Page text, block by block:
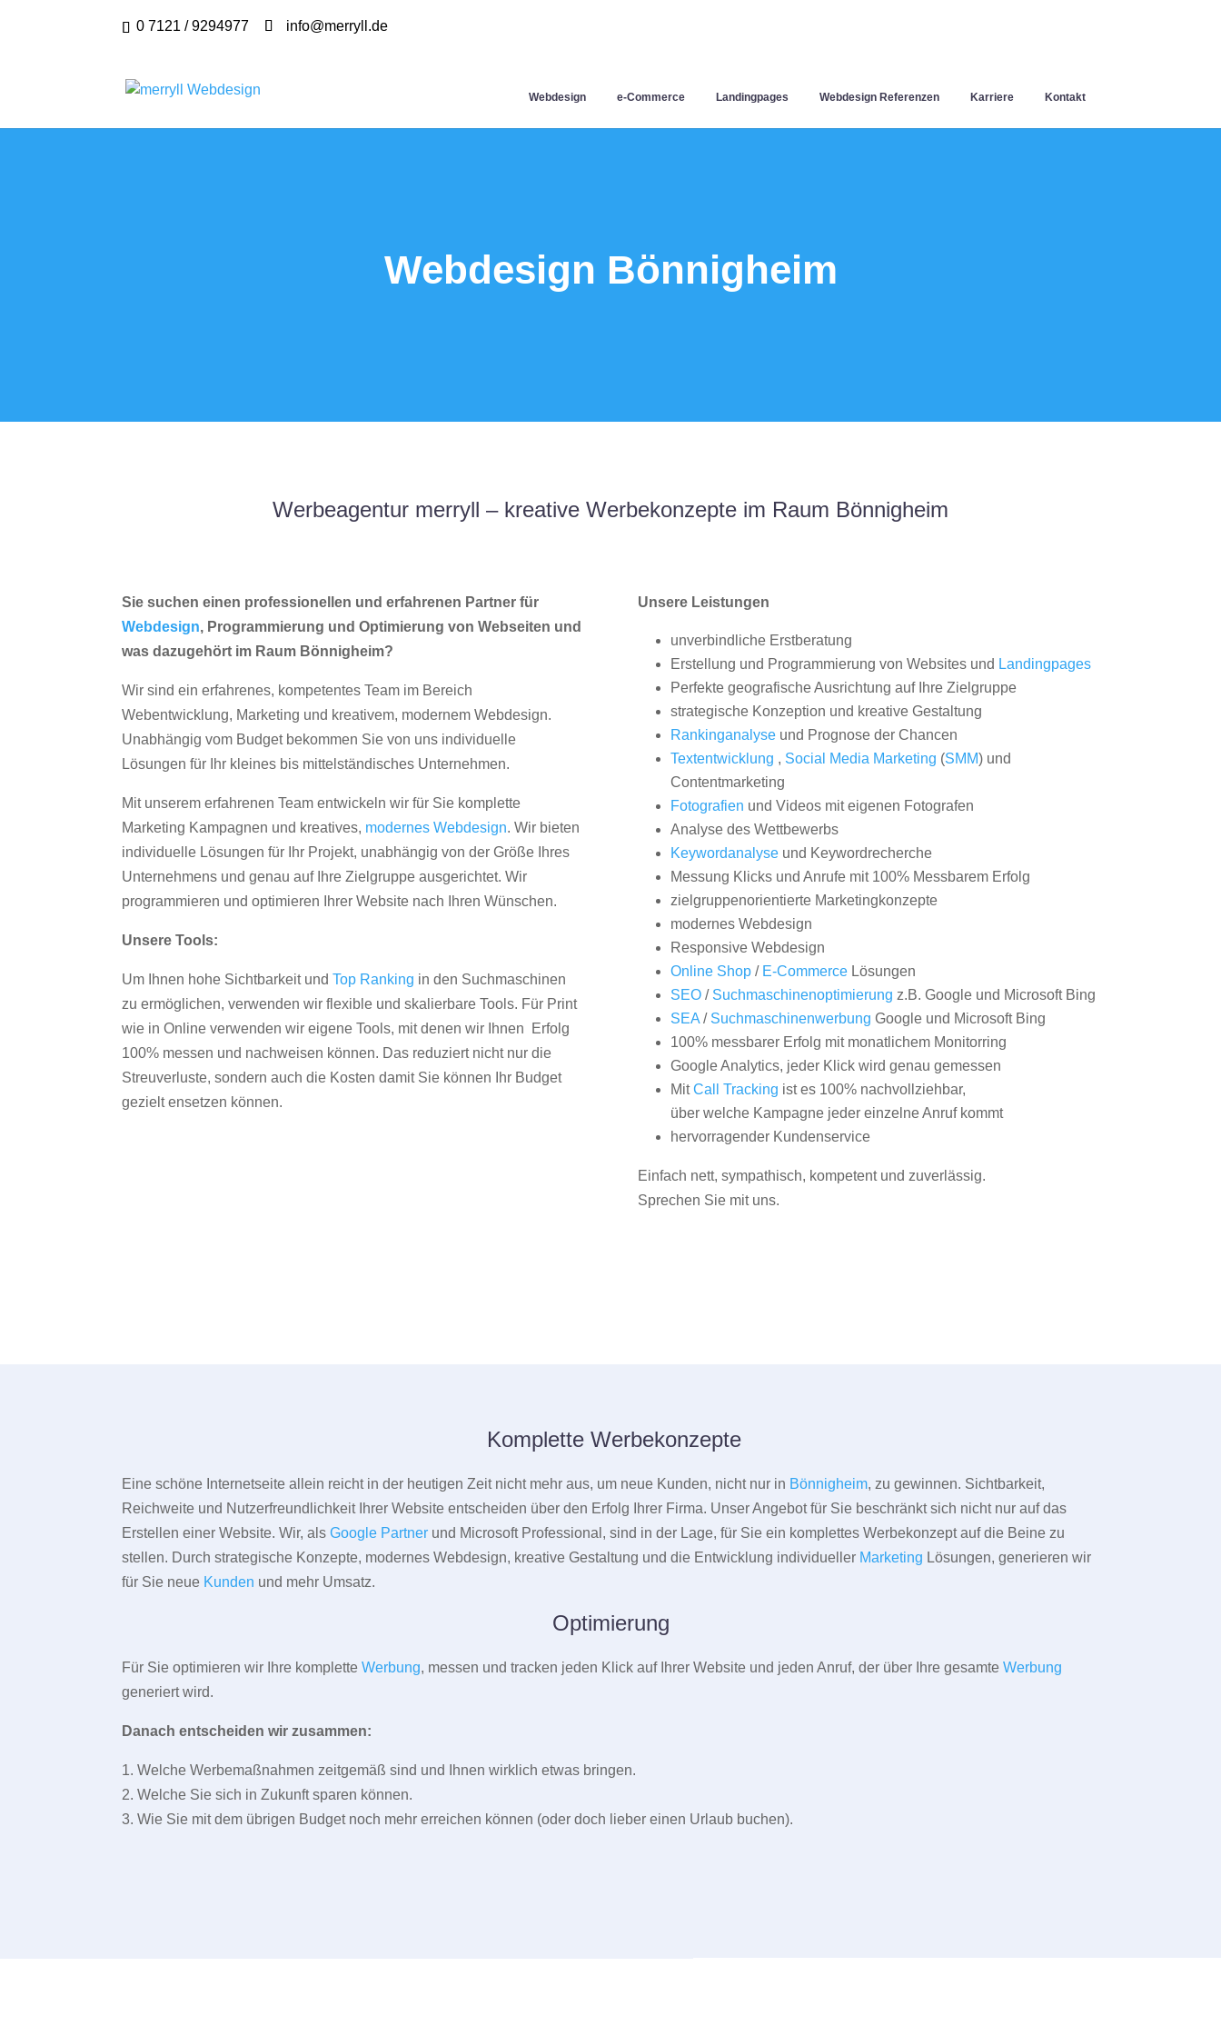
0 7121 / 9294977 info@merryll.de
Webdesign e-Commerce Landingpages Webdesign Referenzen Karriere Kontakt
Webdesign Bönnigheim
Werbeagentur merryll – kreative Werbekonzepte im Raum Bönnigheim
Sie suchen einen professionellen und erfahrenen Partner für
Webdesign, Programmierung und Optimierung von Webseiten und
was dazugehört im Raum Bönnigheim?
Wir sind ein erfahrenes, kompetentes Team im Bereich
Webentwicklung, Marketing und kreativem, modernem Webdesign.
Unabhängig vom Budget bekommen Sie von uns individuelle
Lösungen für Ihr kleines bis mittelständisches Unternehmen.
Mit unserem erfahrenen Team entwickeln wir für Sie komplette
Marketing Kampagnen und kreatives, modernes Webdesign. Wir bieten
individuelle Lösungen für Ihr Projekt, unabhängig von der Größe Ihres
Unternehmens und genau auf Ihre Zielgruppe ausgerichtet. Wir
programmieren und optimieren Ihrer Website nach Ihren Wünschen.
Unsere Tools:
Um Ihnen hohe Sichtbarkeit undTop Ranking in den Suchmaschinen
zu ermöglichen, verwenden wir flexible und skalierbare Tools. Für Print
wie in Online verwenden wir eigene Tools, mit denen wir Ihnen Erfolg
100% messen und nachweisen können. Das reduziert nicht nur die
Streuverluste, sondern auch die Kosten damit Sie können Ihr Budget
gezielt ensetzen können.
Unsere Leistungen
unverbindliche Erstberatung
Erstellung und Programmierung von Websites und Landingpages
Perfekte geografische Ausrichtung auf Ihre Zielgruppe
strategische Konzeption und kreative Gestaltung
Rankinganalyseund Prognose der Chancen
Textentwicklung , Social Media Marketing (SMM) und
Contentmarketing
Fotografien und Videos mit eigenen Fotografen
Analyse des Wettbewerbs
Keywordanalyseund Keywordrecherche
Messung Klicks und Anrufe mit 100% Messbarem Erfolg
zielgruppenorientierte Marketingkonzepte
modernes Webdesign
Responsive Webdesign
Online Shop/ E-CommerceLösungen
SEO/ Suchmaschinenoptimierung z.B. Google und Microsoft Bing
SEA/ Suchmaschinenwerbung Google und Microsoft Bing
100% messbarer Erfolg mit monatlichem Monitorring
Google Analytics, jeder Klick wird genau gemessen
MitCall Tracking ist es 100% nachvollziehbar,
über welche Kampagne jeder einzelne Anruf kommt
hervorragender Kundenservice
Einfach nett, sympathisch, kompetent und zuverlässig.
Sprechen Sie mit uns.
Komplette Werbekonzepte
Eine schöne Internetseite allein reicht in der heutigen Zeit nicht mehr aus, um neue Kunden, nicht nur in Bönnigheim, zu gewinnen. Sichtbarkeit,
Reichweite und Nutzerfreundlichkeit Ihrer Website entscheiden über den Erfolg Ihrer Firma. Unser Angebot für Sie beschränkt sich nicht nur auf das
Erstellen einer Website. Wir, alsGoogle Partner und Microsoft Professional, sind in der Lage, für Sie ein komplettes Werbekonzept auf die Beine zu
stellen. Durch strategische Konzepte, modernes Webdesign, kreative Gestaltung und die Entwicklung individueller Marketing Lösungen, generieren wir
für Sie neue Kunden und mehr Umsatz.
Optimierung
Für Sie optimieren wir Ihre kompletteWerbung, messen und tracken jeden Klick auf Ihrer Website und jeden Anruf, der über Ihre gesamteWerbung
generiert wird.
Danach entscheiden wir zusammen:
1. Welche Werbemaßnahmen zeitgemäß sind und Ihnen wirklich etwas bringen.
2. Welche Sie sich in Zukunft sparen können.
3. Wie Sie mit dem übrigen Budget noch mehr erreichen können (oder doch lieber einen Urlaub buchen).